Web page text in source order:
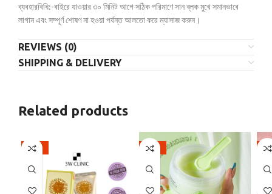
ব্যবহারবিধি:-বাইরে যাওয়ার ৩০ মিনিট আগে সঠিক পরিমাণে সান ব্লক মুখে সমানভাবে
লাগান এবং সম্পূর্ণ শোষণ না হওয়া পর্যন্ত আলতো করে ম্যাসাজ করুন।
REVIEWS (0)
SHIPPING & DELIVERY
Related products
-47% -30% -